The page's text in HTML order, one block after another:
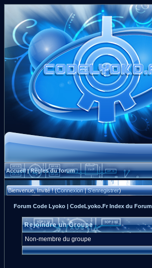
Accueil|Règles du forum
Bienvenue, Invité ! (Connexion|S'enregistrer)
Forum Code Lyoko | CodeLyoko.Fr Index du Forum
Rejoindre un Groupe
Non-membre du groupe